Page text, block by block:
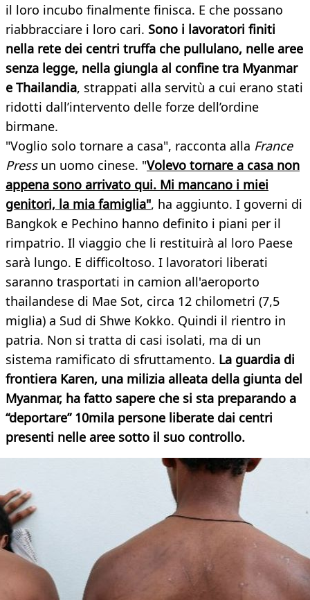
il loro incubo finalmente finisca. E che possano
riabbracciare i loro cari. Sono i lavoratori finiti
nella rete dei centri truffa che pullulano, nelle aree
senza legge, nella giungla al confine tra Myanmar
e Thailandia, strappati alla servitù a cui erano stati
ridotti dall’intervento delle forze dell’ordine
birmane.
"Voglio solo tornare a casa", racconta alla France
Pressun uomo cinese. "Volevo tornare a casa non
appena sono arrivato qui. Mi mancano i miei
genitori, la mia famiglia", ha aggiunto. I governi di
Bangkok e Pechino hanno definito i piani per il
rimpatrio. Il viaggio che li restituirà al loro Paese
sarà lungo. E difficoltoso. I lavoratori liberati
saranno trasportati in camion all'aeroporto
thailandese di Mae Sot, circa 12 chilometri (7,5
miglia) a Sud di Shwe Kokko. Quindi il rientro in
patria. Non si tratta di casi isolati, ma di un
sistema ramificato di sfruttamento. La guardia di
frontiera Karen, una milizia alleata della giunta del
Myanmar, ha fatto sapere che si sta preparando a
“deportare” 10mila persone liberate dai centri
presenti nelle aree sotto il suo controllo.